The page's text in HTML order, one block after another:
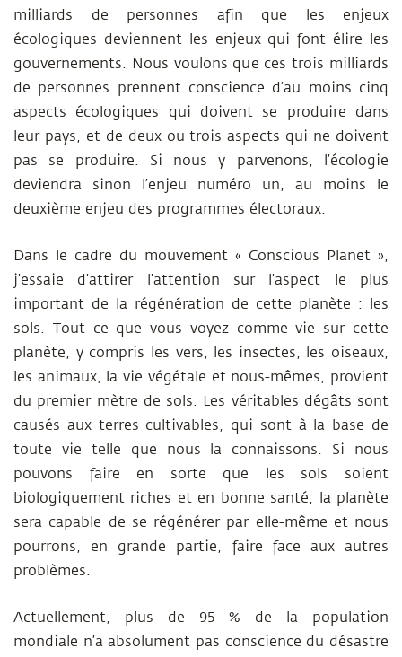
milliards de personnes afin que les enjeux
écologiques deviennent les enjeux qui font élire les
gouvernements. Nous voulons que ces trois milliards
de personnes prennent conscience d’au moins cinq
aspects écologiques qui doivent se produire dans
leur pays, et de deux ou trois aspects qui ne doivent
pas se produire. Si nous y parvenons, l’écologie
deviendra sinon l’enjeu numéro un, au moins le
deuxième enjeu des programmes électoraux.
Dans le cadre du mouvement « Conscious Planet »,
j’essaie d’attirer l’attention sur l’aspect le plus
important de la régénération de cette planète : les
sols. Tout ce que vous voyez comme vie sur cette
planète, y compris les vers, les insectes, les oiseaux,
les animaux, la vie végétale et nous-mêmes, provient
du premier mètre de sols. Les véritables dégâts sont
causés aux terres cultivables, qui sont à la base de
toute vie telle que nous la connaissons. Si nous
pouvons faire en sorte que les sols soient
biologiquement riches et en bonne santé, la planète
sera capable de se régénérer par elle-même et nous
pourrons, en grande partie, faire face aux autres
problèmes.
Actuellement, plus de 95 % de la population
mondiale n’a absolument pas conscience du désastre